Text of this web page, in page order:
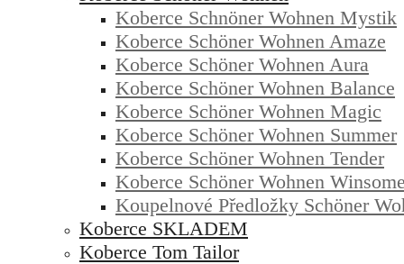
Koberce Schnöner Wohnen Mystik
Koberce Schöner Wohnen Amaze
Koberce Schöner Wohnen Aura
Koberce Schöner Wohnen Balance
Koberce Schöner Wohnen Magic
Koberce Schöner Wohnen Summer
Koberce Schöner Wohnen Tender
Koberce Schöner Wohnen
Koupelnové Předložky Schöner
Koberce SKLADEM
Koberce Tom Tailor